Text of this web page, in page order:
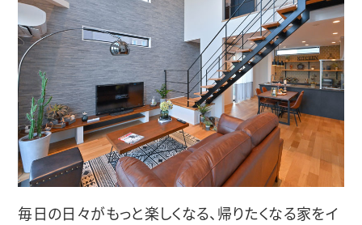
毎日の日々がもっと楽しくなる、帰りたくなる家をイ